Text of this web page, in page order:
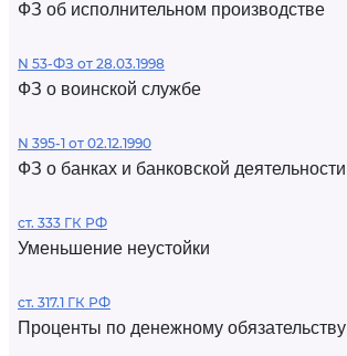
ФЗ об исполнительном производстве
N 53-ФЗ от 28.03.1998
ФЗ о воинской службе
N 395-1 от 02.12.1990
ФЗ о банках и банковской деятельности
ст. 333 ГК РФ
Уменьшение неустойки
ст. 317.1 ГК РФ
Проценты по денежному обязательству